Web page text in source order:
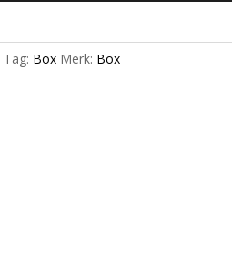
Tag: Box Merk: Box